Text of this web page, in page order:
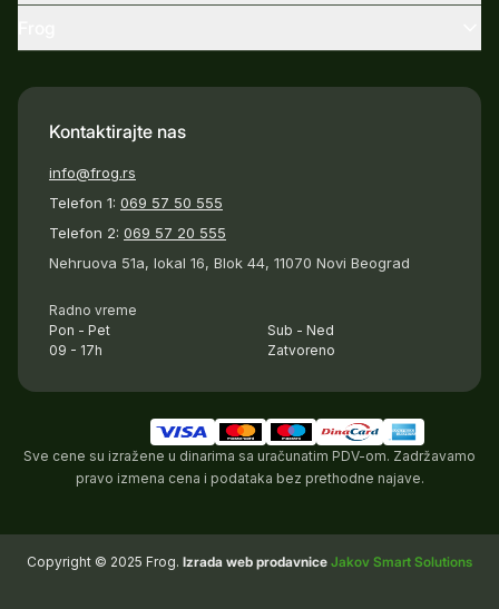
Kontaktirajte nas
info@frog.rs
Telefon 1: 069 57 50 555
Telefon 2: 069 57 20 555
Nehruova 51a, lokal 16, Blok 44, 11070 Novi Beograd
Radno vreme
Pon - Pet
09 - 17h
Sub - Ned
Zatvoreno
Sve cene su izražene u dinarima sa uračunatim PDV-om. Zadržavamo
pravo izmena cena i podataka bez prethodne najave.
Copyright © 2025 Frog. Izrada web prodavnice Jakov Smart Solutions